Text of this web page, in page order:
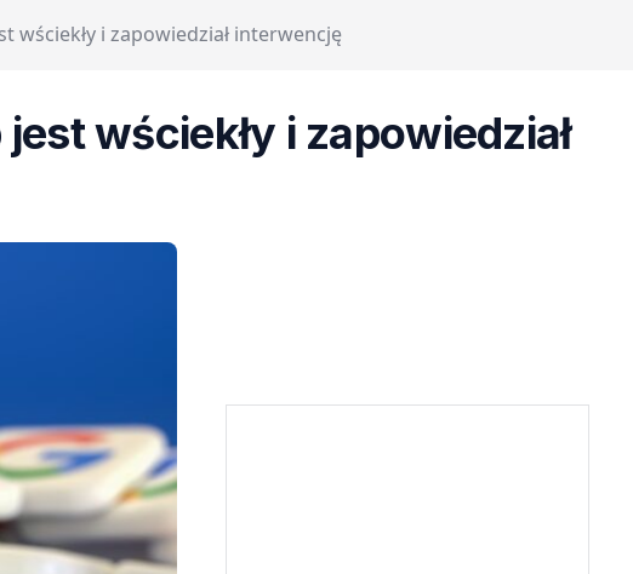
wściekły i zapowiedział interwencję
wściekły i zapowiedział